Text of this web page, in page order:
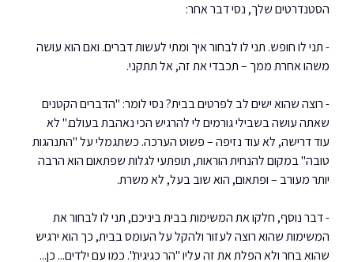
הסטנדרטים שלך, נסי דבר אחר:
- תני לו חופש. תני לו לבחור איך ומתי לעשות דברים. ואם הוא עושה
משהו אחרת ממך – תכבדי את זה, אל תתקני.
- רוצה שהוא ישים לב לפרטים בבית? נסי לומר: "הדברים הקטנים
שאתה עושה בשבילי גורמים לי להרגיש הכי נאהבת בעולם." לא
עוד דרישה, לא עוד נזיפה – פשוט הערכה. כשתגמלי על "התנהגות
טובה" במקום להנחית הוראות, תופתעי לגלות שפתאום הוא הרבה
יותר מעורב – ופתאום, הוא שוב בעל, לא משרת.
- דבר נוסף, חלקו את המשימות בבית ביניכם, תני לו לבחור את
המשימות שהוא רוצה לעזור ולהקל על העומס בבית, כך הוא ירגיש
שהוא בחר ולא הפלת את זה עליו "הר כגיגית". כמו עם ילדים... כן...